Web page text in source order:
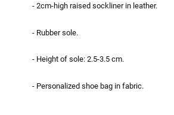
- 2cm-high raised sockliner in leather.
- Rubber sole.
- Height of sole: 2.5-3.5 cm.
- Personalized shoe bag in fabric.